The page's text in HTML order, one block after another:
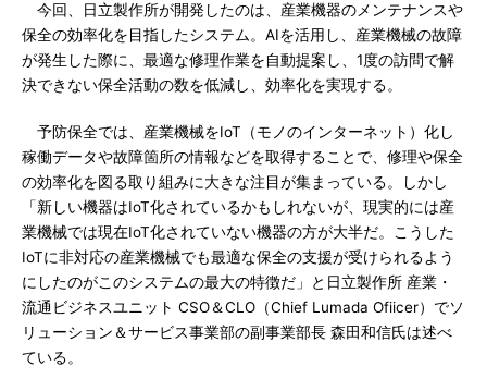
今回、日立製作所が開発したのは、産業機器のメンテナンスや
保全の効率化を目指したシステム。AIを活用し、産業機械の故障
が発生した際に、最適な修理作業を自動提案し、1度の訪問で解
決できない保全活動の数を低減し、効率化を実現する。
予防保全では、産業機械をIoT（モノのインターネット）化し
稼働データや故障箇所の情報などを取得することで、修理や保全
の効率化を図る取り組みに大きな注目が集まっている。しかし
「新しい機器はIoT化されているかもしれないが、現実的には産
業機械では現在IoT化されていない機器の方が大半だ。こうした
IoTに非対応の産業機械でも最適な保全の支援が受けられるよう
にしたのがこのシステムの最大の特徴だ」と日立製作所 産業・
流通ビジネスユニット CSO＆CLO（Chief Lumada Ofiicer）でソ
リューション＆サービス事業部の副事業部長 森田和信氏は述べ
ている。